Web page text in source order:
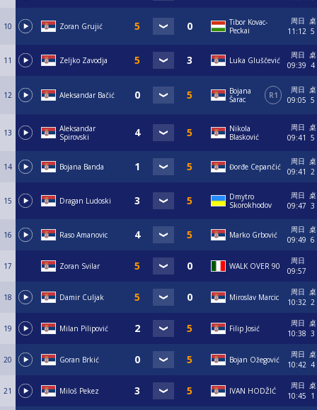
10 Zoran Grujić
Tibor Kovac-
Peckai
周日
11:12
桌
5
11 Zeljko Zavodja Luka Gluščević
周日
09:39
桌
4
12 Aleksandar Bačić
Bojana
Šarac
R1
周日
09:05
桌
5
13
Aleksandar
Spirovski
Nikola
Blasković
周日
09:41
桌
5
14 Bojana Banda Đorđe Cepančić
周日
09:41
桌
2
15 Dragan Ludoski
Dmytro
Skorokhodov
周日
09:47
桌
3
16 Raso Amanovic Marko Grbović
周日
09:49
桌
6
17 Zoran Svilar WALK OVER 90
周日
09:57
18 Damir Culjak Miroslav Marcic
周日
10:32
桌
2
19 Milan Pilipović Filip Josić
周日
10:38
桌
3
20 Goran Brkić Bojan Ožegović
周日
10:42
桌
4
21 Miloš Pekez IVAN HODŽIĆ
周日
10:45
桌
1